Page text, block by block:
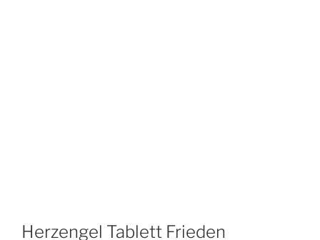
Herzengel Tablett Frieden